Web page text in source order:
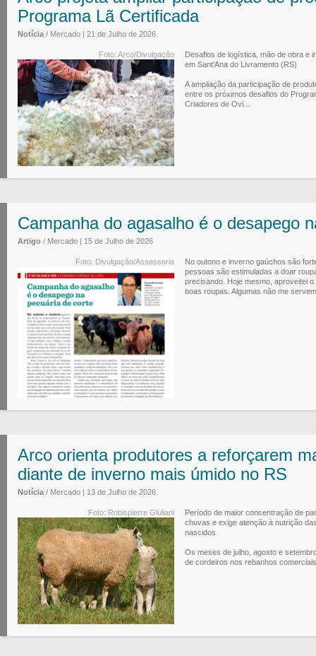
Programa Lã Certificada
Notícia / Mercado | 21 de Julho de 2026
Foto: Arco/Divulgação
Desafios de logística, mão de obra e
em Sant'Ana do Livramento (RS)
A ampliação da participação de
entre os próximos desafios do
Criadores de Ovi...
Campanha do agasalho é o desapego
Artigo / Mercado | 15 de Julho de 2026
Foto: Divulgação/Assessoria
No outono e inverno gaúchos são
pessoas são estimuladas a doar
precisando. Hoje mesmo, aproveitei
boas roupas. Algumas não me
Arco orienta produtores a reforçarem
diante de inverno mais úmido no RS
Notícia / Mercado | 13 de Julho de 2026
Foto: Robispierre Giuliani
Período de maior concentração de
chuvas e exige atenção à nutrição
nascidos
Os meses de julho, agosto e
de cordeiros nos rebanhos